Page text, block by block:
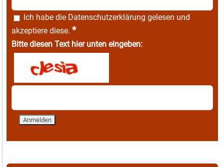
Ich habe die Datenschutzerklärung gelesen und
akzeptiere diese. *
Bitte diesen Text hier unten eingeben: